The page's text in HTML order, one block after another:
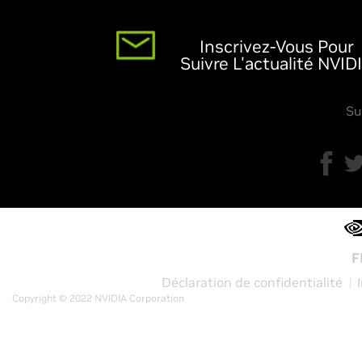
Inscrivez-Vous Pour
Suivre L'actualité
Déclaration de confidentialité
Copyright © 2022 NVIDIA Corporation